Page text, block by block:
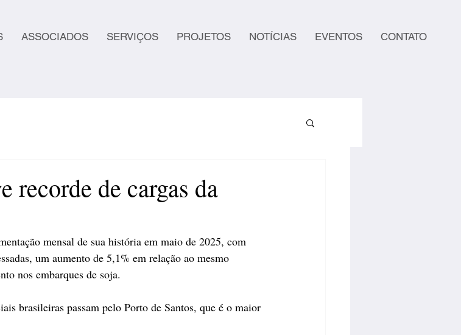
ASSOCIADOS SERVIÇOS PROJETOS NOTÍCIAS EVENTOS CONTATO
recorde de cargas da
mensal de sua história em maio de 2025, com
um aumento de 5,1% em relação ao mesmo
nos embarques de soja.
brasileiras passam pelo Porto de Santos, que é o maior